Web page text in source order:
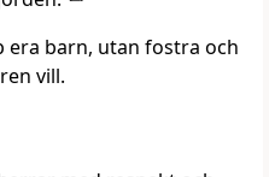
era barn, utan fostra och
vill.